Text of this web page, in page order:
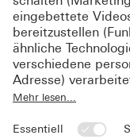
Tarifverträgen,
verankern – sie
die
Anwendungen